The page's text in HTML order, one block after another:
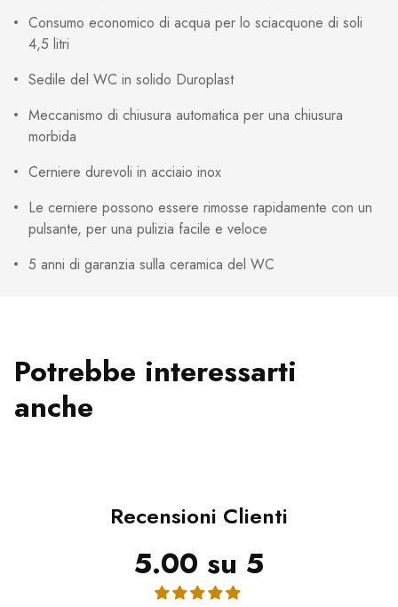
Consumo economico di acqua per lo sciacquone di soli
4,5 litri
Sedile del WC in solido Duroplast
Meccanismo di chiusura automatica per una chiusura
morbida
Cerniere durevoli in acciaio inox
Le cerniere possono essere rimosse rapidamente con un
pulsante, per una pulizia facile e veloce
5 anni di garanzia sulla ceramica del WC
Potrebbe interessarti
anche
Recensioni Clienti
5.00 su 5